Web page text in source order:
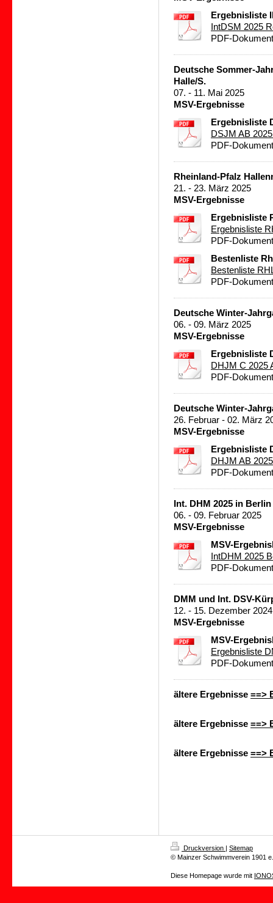
Ergebnisliste
IntDSM 2025
PDF-
Deutsche Sommer-
Halle/S.
07. - 11. Mai 2025
MSV-Ergebnisse
Ergebnisliste
DSJM AB
PDF-
Rheinland-Pfalz
21. - 23. März 2025
MSV-Ergebnisse
Ergebnisliste
Ergebnisliste
PDF-
Bestenliste
Bestenliste
PDF-
Deutsche Winter-
06. - 09. März 2025
MSV-Ergebnisse
Ergebnisliste
DHJM C 2025
PDF-
Deutsche Winter-
26. Februar - 02. März
MSV-Ergebnisse
Ergebnisliste
DHJM AB
PDF-
Int. DHM 2025 in Berlin
06. - 09. Februar 2025
MSV-Ergebnisse
MSV-
IntDHM 2025
PDF-
DMM und Int. DSV-
12. - 15. Dezember 2024
MSV-Ergebnisse
MSV-
Ergebnisliste
PDF-
ältere Ergebnisse ==>
ältere Ergebnisse ==>
ältere Ergebnisse ==>
Druckversion | Sitemap
© Mainzer Schwimmverein 1901
Diese Homepage wurde mit